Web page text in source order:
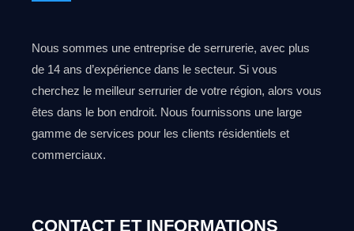
Nous sommes une entreprise de serrurerie, avec plus
de 14 ans d’expérience dans le secteur. Si vous
cherchez le meilleur serrurier de votre région, alors vous
êtes dans le bon endroit. Nous fournissons une large
gamme de services pour les clients résidentiels et
commerciaux.
CONTACT ET INFORMATIONS